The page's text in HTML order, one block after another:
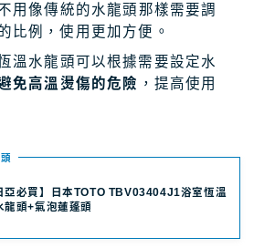
用像傳統的水龍頭那樣需要調
比例，使用更加方便。
溫水龍頭可以根據需要設定水
免高溫燙傷的危險 ，提高使用
亞必買】日本TOTO TBV03404J1浴室恆溫
龍頭+氣泡蓮蓬頭